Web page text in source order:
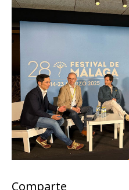
Comparte